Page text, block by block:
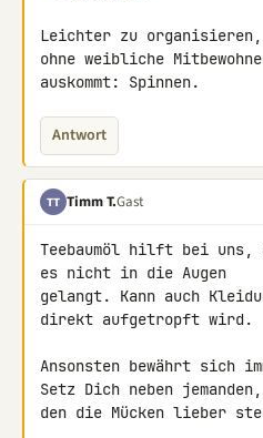
Leichter zu organisieren,
ohne weibliche
auskommt: Spinnen.
Antwort
TT Timm T.Gast
Teebaumöl hilft bei uns,
es nicht in die Augen
gelangt. Kann auch
direkt aufgetropft wird.
Ansonsten bewährt sich
Setz Dich neben jemanden,
den die Mücken lieber